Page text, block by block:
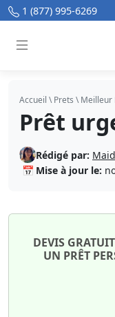
1 (877) 995-6269
Accueil \Prets \Meilleur
Prêt
Rédigé par:
📅 Mise à jour le:
DEVIS
UN PRÊT